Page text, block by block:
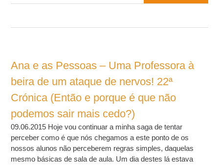
Ana e as Pessoas – Uma Professora à
beira de um ataque de nervos! 22ª
Crónica (Então e porque é que não
podemos sair mais cedo?)
09.06.2015 Hoje vou continuar a minha saga de tentar
perceber como é que nós chegamos a este ponto de os
nossos alunos não perceberem regras simples, daquelas
mesmo básicas de sala de aula. Um dia destes lá estava